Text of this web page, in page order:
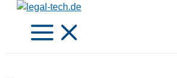
Zum
springen